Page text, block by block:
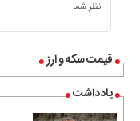
قیمت سکه و ارز
یادداشت